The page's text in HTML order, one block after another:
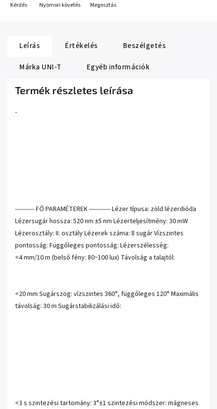
Kérdés Nyomon követés Megosztás
Leírás Értékelés
Beszélgetés
Márka UNI-T Egyéb információk
Termék részletes leírása
-
---------- FŐ PARAMÉTEREK ----------- Lézer típusa: zöld lézerdióda
Lézersugár hossza: 520 nm ±5 nm Lézerteljesítmény: 30 mW
Lézerosztály: II. osztály Lézerek száma: 8 sugár Vízszintes
pontosság: Függőleges pontosság: Lézerszélesség:
<4 mm/10 m (belső fény: 80~100 lux) Távolság a talajtól:
<20 mm Sugárszög: vízszintes 360°, függőleges 120° Maximális
távolság: 30 m Sugárstabilizálási idő:
<3 s szintezési tartomány: 3°±1 szintezési módszer: mágneses